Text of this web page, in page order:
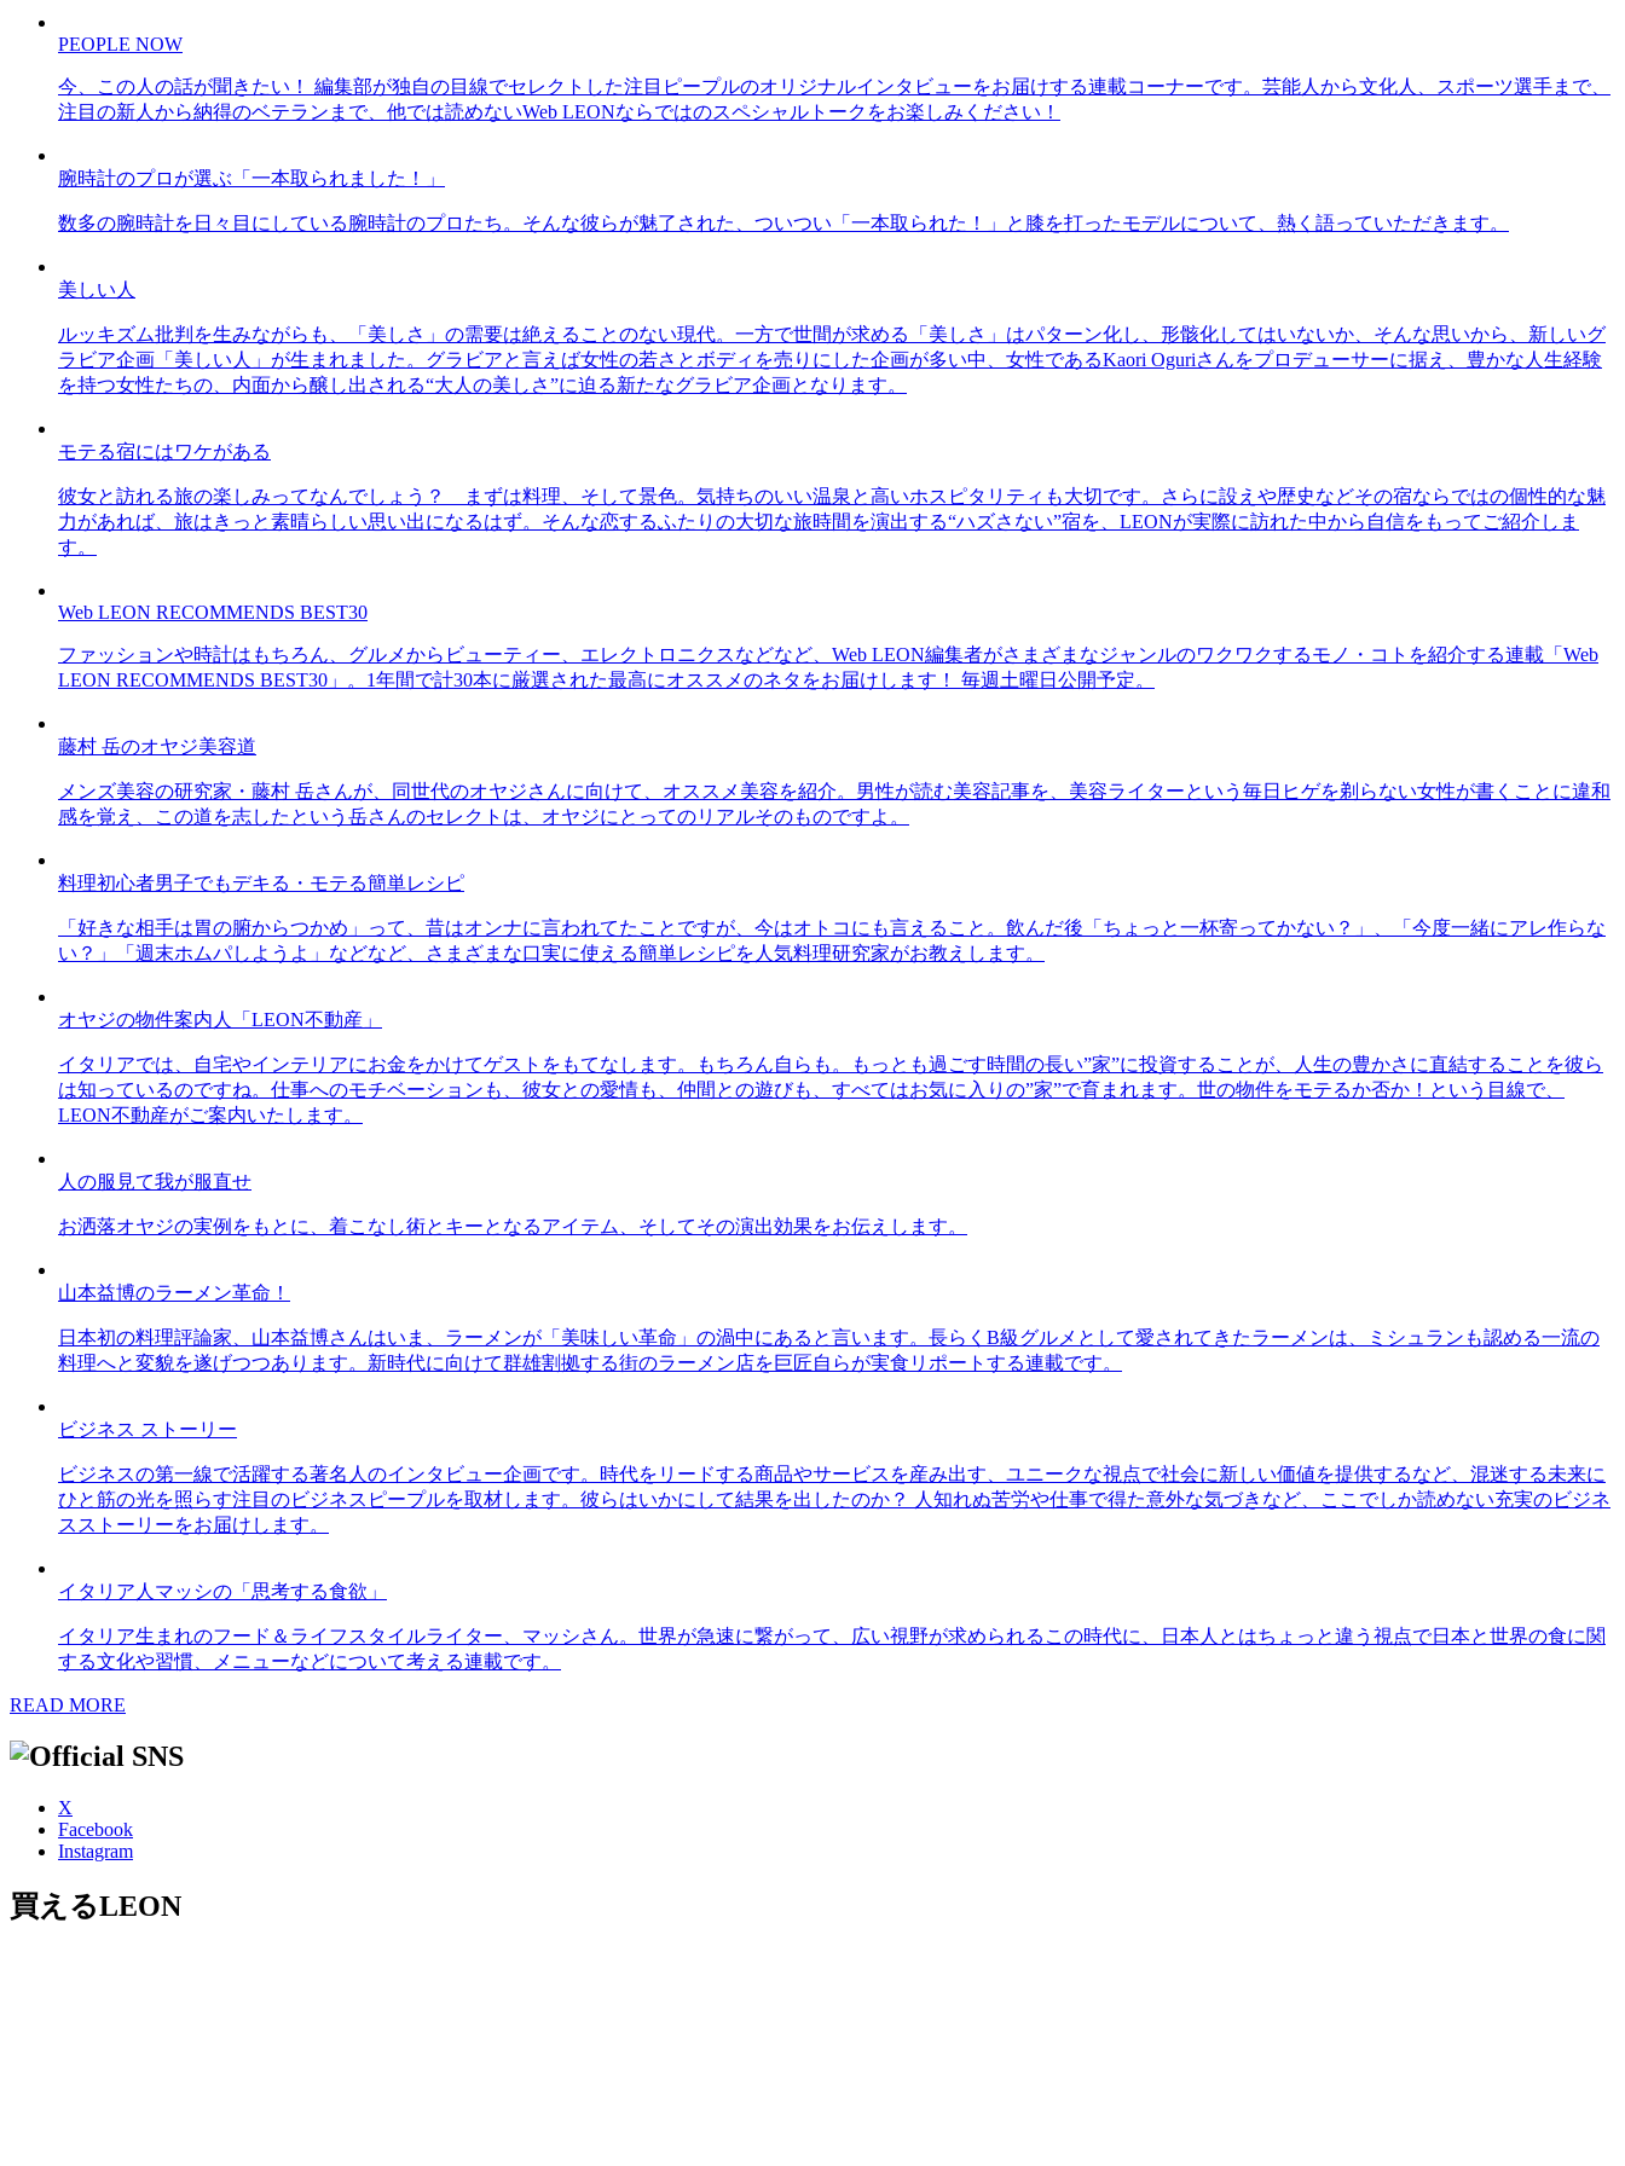
PEOPLE NOW
今、この人の話が聞きたい！ 編集部が独自の目線でセレクトした注目ピープルのオリジナルインタビューをお届けする連載コーナーです。芸能人から文化人、スポーツ選手まで、
注目の新人から納得のベテランまで、他では読めないWeb LEONならではのスペシャルトークをお楽しみください！
腕時計のプロが選ぶ「一本取られました！」
数多の腕時計を日々目にしている腕時計のプロたち。そんな彼らが魅了された、ついつい「一本取られた！」と膝を打ったモデルについて、熱く語っていただきます。
美しい人
ルッキズム批判を生みながらも、「美しさ」の需要は絶えることのない現代。一方で世間が求める「美しさ」はパターン化し、形骸化してはいないか、そんな思いから、新しいグ
ラビア企画「美しい人」が生まれました。グラビアと言えば女性の若さとボディを売りにした企画が多い中、女性であるKaori Oguriさんをプロデューサーに据え、豊かな人生経験
を持つ女性たちの、内面から醸し出される“大人の美しさ”に迫る新たなグラビア企画となります。
モテる宿にはワケがある
彼女と訪れる旅の楽しみってなんでしょう？ まずは料理、そして景色。気持ちのいい温泉と高いホスピタリティも大切です。さらに設えや歴史などその宿ならではの個性的な魅
力があれば、旅はきっと素晴らしい思い出になるはず。そんな恋するふたりの大切な旅時間を演出する“ハズさない”宿を、LEONが実際に訪れた中から自信をもってご紹介しま
す。
Web LEON RECOMMENDS BEST30
ファッションや時計はもちろん、グルメからビューティー、エレクトロニクスなどなど、Web LEON編集者がさまざまなジャンルのワクワクするモノ・コトを紹介する連載「Web
LEON RECOMMENDS BEST30」。1年間で計30本に厳選された最高にオススメのネタをお届けします！ 毎週土曜日公開予定。
藤村 岳のオヤジ美容道
メンズ美容の研究家・藤村 岳さんが、同世代のオヤジさんに向けて、オススメ美容を紹介。男性が読む美容記事を、美容ライターという毎日ヒゲを剃らない女性が書くことに違和
感を覚え、この道を志したという岳さんのセレクトは、オヤジにとってのリアルそのものですよ。
料理初心者男子でもデキる・モテる簡単レシピ
「好きな相手は胃の腑からつかめ」って、昔はオンナに言われてたことですが、今はオトコにも言えること。飲んだ後「ちょっと一杯寄ってかない？」、「今度一緒にアレ作らな
い？」「週末ホムパしようよ」などなど、さまざまな口実に使える簡単レシピを人気料理研究家がお教えします。
オヤジの物件案内人「LEON不動産」
イタリアでは、自宅やインテリアにお金をかけてゲストをもてなします。もちろん自らも。もっとも過ごす時間の長い”家”に投資することが、人生の豊かさに直結することを彼ら
は知っているのですね。仕事へのモチベーションも、彼女との愛情も、仲間との遊びも、すべてはお気に入りの”家”で育まれます。世の物件をモテるか否か！という目線で、
LEON不動産がご案内いたします。
人の服見て我が服直せ
お洒落オヤジの実例をもとに、着こなし術とキーとなるアイテム、そしてその演出効果をお伝えします。
山本益博のラーメン革命！
日本初の料理評論家、山本益博さんはいま、ラーメンが「美味しい革命」の渦中にあると言います。長らくB級グルメとして愛されてきたラーメンは、ミシュランも認める一流の
料理へと変貌を遂げつつあります。新時代に向けて群雄割拠する街のラーメン店を巨匠自らが実食リポートする連載です。
ビジネス ストーリー
ビジネスの第一線で活躍する著名人のインタビュー企画です。時代をリードする商品やサービスを産み出す、ユニークな視点で社会に新しい価値を提供するなど、混迷する未来に
ひと筋の光を照らす注目のビジネスピープルを取材します。彼らはいかにして結果を出したのか？ 人知れぬ苦労や仕事で得た意外な気づきなど、ここでしか読めない充実のビジネ
スストーリーをお届けします。
イタリア人マッシの「思考する食欲」
イタリア生まれのフード＆ライフスタイルライター、マッシさん。世界が急速に繋がって、広い視野が求められるこの時代に、日本人とはちょっと違う視点で日本と世界の食に関
する文化や習慣、メニューなどについて考える連載です。
READ MORE
X
Facebook
Instagram
買えるLEON